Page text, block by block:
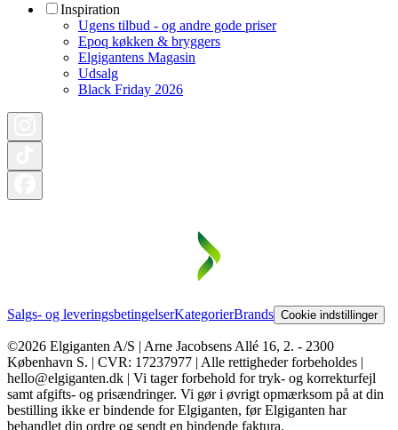
Inspiration
Ugens tilbud - og andre gode priser
Epoq køkken & bryggers
Elgigantens Magasin
Udsalg
Black Friday 2026
Salgs- og leveringsbetingelserKategorierBrands Cookie indstillinger
©2026 Elgiganten A/S | Arne Jacobsens Allé 16, 2. - 2300
København S. | CVR: 17237977 | Alle rettigheder forbeholdes |
hello@elgiganten.dk | Vi tager forbehold for tryk- og korrekturfejl
samt afgifts- og prisændringer. Vi gør i øvrigt opmærksom på at din
bestilling ikke er bindende for Elgiganten, før Elgiganten har
behandlet din ordre og sendt en bindende faktura.